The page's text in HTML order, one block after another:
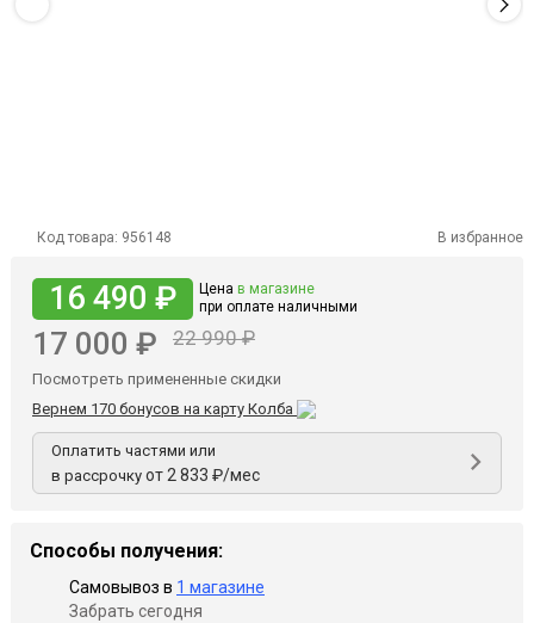
Код товара: 956148 В избранное
16 490 ₽ Цена в магазине
при оплате наличными
17 000 ₽ 22 990 ₽
Посмотреть примененные скидки
Вернем 170 бонусов на карту Колба
Оплатить частями или
в рассрочку от 2 833 ₽/мес
Способы получения:
Самовывоз в 1 магазине
Забрать сегодня